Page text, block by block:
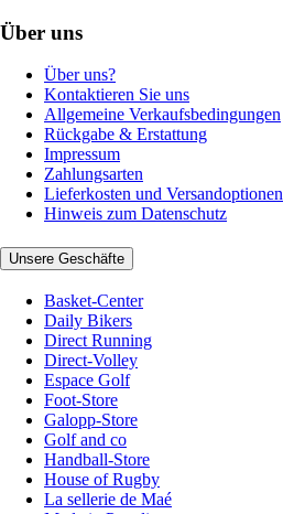
Über uns
Über uns?
Kontaktieren Sie uns
Allgemeine Verkaufsbedingungen
Rückgabe & Erstattung
Impressum
Zahlungsarten
Lieferkosten und Versandoptionen
Hinweis zum Datenschutz
Unsere Geschäfte
Basket-Center
Daily Bikers
Direct Running
Direct-Volley
Espace Golf
Foot-Store
Galopp-Store
Golf and co
Handball-Store
House of Rugby
La sellerie de Maé